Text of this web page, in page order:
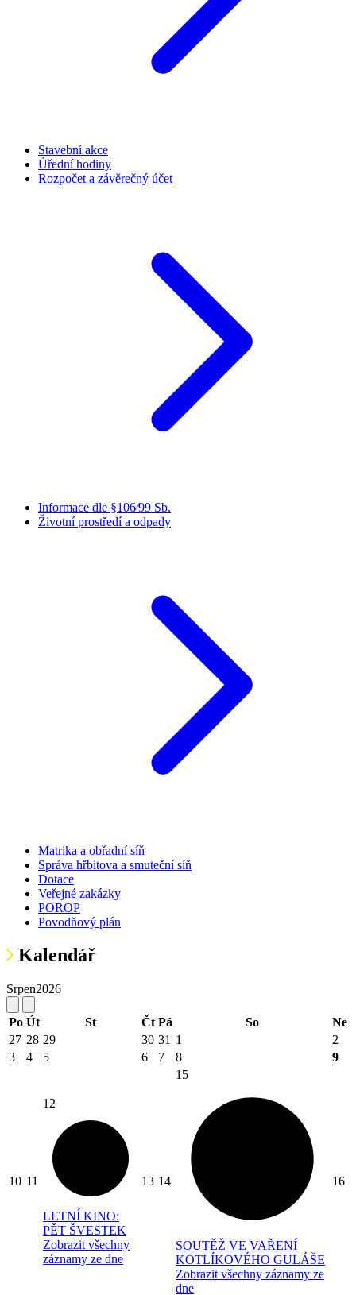
Stavební akce
Úřední hodiny
Rozpočet a závěrečný účet
Informace dle §106⁄99 Sb.
Životní prostředí a odpady
Matrika a obřadní síň
Správa hřbitova a smuteční síň
Dotace
Veřejné zakázky
POROP
Povodňový plán
Kalendář
Srpen2026
Po Út St Čt Pá So
Ne
27 28 29 30 31 1
2
3
4 5 6 7 8 9
10 11
12
LETNÍ KINO:
PĚT ŠVESTEK
Zobrazit všechny
záznamy ze dne
13 14
15
SOUTĚŽ VE VAŘENÍ
KOTLÍKOVÉHO GULÁŠE
Zobrazit všechny záznamy ze
dne
16